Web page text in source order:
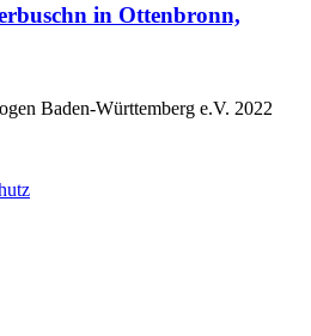
in Ottenbronn,
Baden-Württemberg e.V. 2022